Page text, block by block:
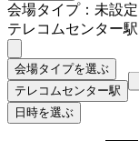
会場タイプ：未設定
テレコムセンター駅
会場タイプを選ぶ
テレコムセンター駅
日時を選ぶ